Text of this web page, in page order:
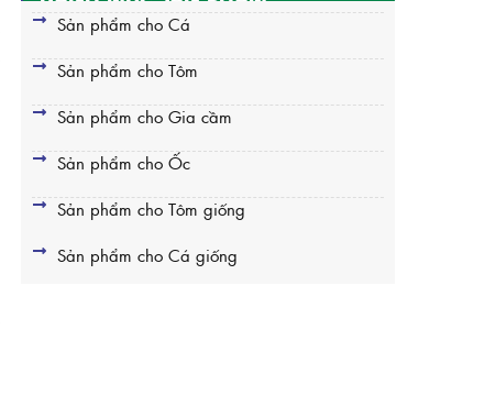
Sản phẩm cho Cá
Sản phẩm cho Tôm
Sản phẩm cho Gia cầm
Sản phẩm cho Ốc
Sản phẩm cho Tôm giống
Sản phẩm cho Cá giống